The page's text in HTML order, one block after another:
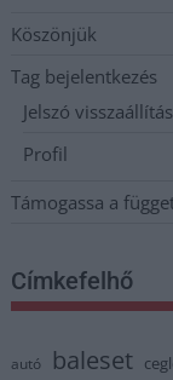
Köszönjük
Tag bejelentkezés
Jelszó
Profil
Támogassa a
Címkefelhő
autó baleset